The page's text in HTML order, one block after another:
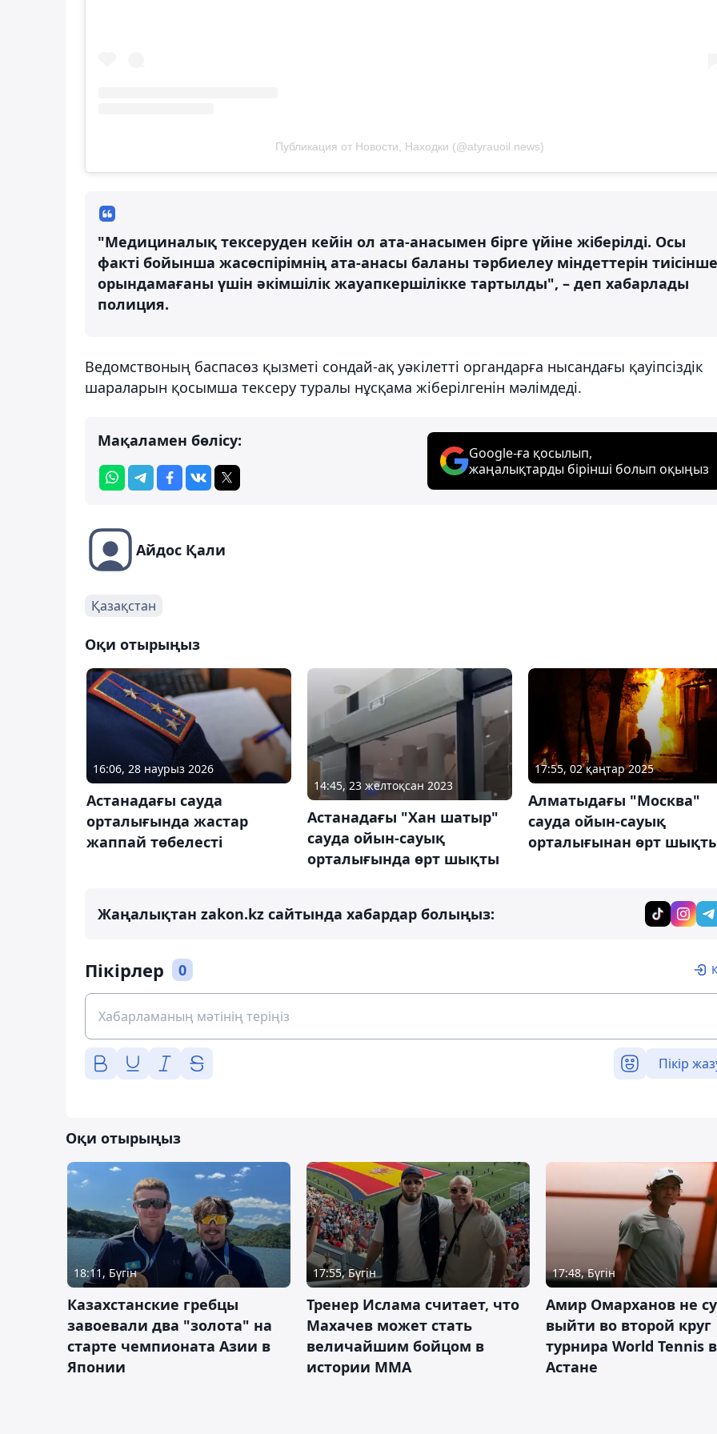
Публикация от Новости, Находки (@atyrauoil.news)
"Медициналық тексеруден кейін ол ата-анасымен бірге үйіне жіберілді. Осы
факті бойынша жасөспірімнің ата-анасы баланы тәрбиелеу міндеттерін тиісінше
орындамағаны үшін әкімшілік жауапкершілікке тартылды", – деп хабарлады
полиция.
Ведомствоның баспасөз қызметі сондай-ақ уәкілетті органдарға нысандағы қауіпсіздік
шараларын қосымша тексеру туралы нұсқама жіберілгенін мәлімдеді.
Мақаламен бөлісу:
Google-ға қосылып,
жаңалықтарды бірінші болып оқыңыз
Айдос Қали
Қазақстан
Оқи отырыңыз
16:06, 28 наурыз 2026
Астанадағы сауда
орталығында жастар
жаппай төбелесті
14:45, 23 желтоқсан 2023
Астанадағы "Хан шатыр"
сауда ойын-сауық
орталығында өрт шықты
17:55, 02 қаңтар 2025
Алматыдағы "Москва"
сауда ойын-сауық
орталығынан өрт
Жаңалықтан zakon.kz сайтында хабардар болыңыз:
Пікірлер 0
Пікір
Оқи отырыңыз
18:11, Бүгін
Казахстанские гребцы
завоевали два "золота" на
старте чемпионата Азии в
Японии
17:55, Бүгін
Тренер Ислама считает, что
Махачев может стать
величайшим бойцом в
истории ММА
17:48, Бүгін
Амир Омарханов не
выйти во второй круг
турнира World Tennis в
Астане